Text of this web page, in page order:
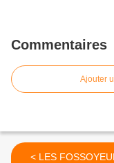
Commentaires
Ajouter
< LES